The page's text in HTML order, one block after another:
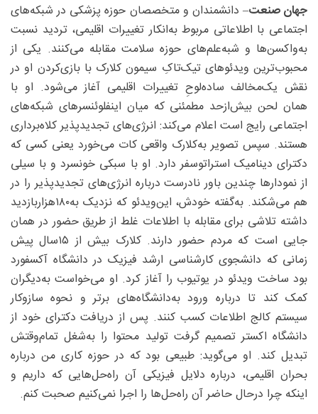
جهان صنعت– دانشمندان و متخصصان حوزه پزشکی در شبکه‌های
اجتماعی با اطلاعاتی مربوط به‌انکار تغییرات اقلیمی، تردید نسبت
به‌واکسن‌ها و شبه‌علم‌های حوزه سلامت مقابله می‌کنند. یکی از
محبوب‌ترین ویدئوهای تیک‌تاکِ سیمون کلارک با بازی‌کردن او در
نقش یک‌مخالف ساده‌لوحِ تغییرات اقلیمی آغاز می‌شود. او با
همان لحن بیش‌ازحد مطمئنی که میان اینفلوئنسرهای شبکه‌های
اجتماعی رایج است اعلام می‌کند: انرژی‌های تجدیدپذیر کلاه‌برداری‌
هستند. سپس تصویر به‌کلارک واقعی کات می‌خورد یعنی کسی که
دکترای دینامیک استراتوسفر دارد. او با سبکی خونسرد و با سیلی
از نمودارها چندین باور نادرست درباره انرژی‌های تجدیدپذیر را در
هم می‌شکند. به‌گفته خودش، این‌ویدئو که نزدیک به‌۱۸۰‌هزاربازدید
داشته تلاشی برای مقابله با اطلاعات غلط از طریق حضور در همان
جایی است که مردم حضور دارند. کلارک بیش از ۱۵‌سال پیش
زمانی که دانشجوی کارشناسی ارشد فیزیک در دانشگاه آکسفورد
بود ساخت ویدئو در یوتیوب را آغاز کرد. او می‌خواست به‌دیگران
کمک کند تا درباره ورود به‌دانشگاه‌های برتر و نحوه سازوکار
سیستم کالج اطلاعات کسب کنند. پس از دریافت دکترای خود از
دانشگاه اکستر تصمیم گرفت تولید محتوا را به‌شغل تمام‌وقتش
تبدیل کند. او می‌گوید: طبیعی بود که در حوزه کاری من درباره
بحران اقلیمی، درباره دلایل فیزیکی آن راه‌حل‌هایی که داریم و
اینکه چرا درحال حاضر آن راه‌حل‌ها را اجرا نمی‌کنیم صحبت کنم.